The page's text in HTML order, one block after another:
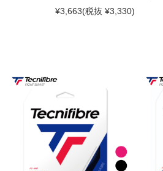
¥3,663(税抜 ¥3,330)